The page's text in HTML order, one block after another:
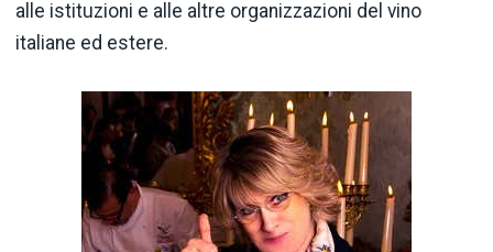
alle istituzioni e alle altre organizzazioni del vino
italiane ed estere.